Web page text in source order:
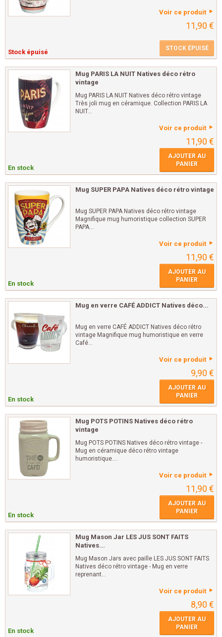
Voir ce produit
11,90 €
Stock épuisé STOCK ÉPUISÉ
Mug PARIS LA NUIT Natives déco rétro
vintage
Mug PARIS LA NUIT Natives déco rétro vintage
Très joli mug en céramique. Collection PARIS LA
NUIT...
Voir ce produit
11,90 €
En stock
AJOUTER AU
PANIER
Mug SUPER PAPA Natives déco rétro vintage
Mug SUPER PAPA Natives déco rétro vintage
Magnifique mug humoristique collection SUPER
PAPA...
Voir ce produit
11,90 €
En stock
AJOUTER AU
PANIER
Mug en verre CAFÉ ADDICT Natives déco...
Mug en verre CAFÉ ADDICT Natives déco rétro
vintage Magnifique mug humoristique en verre
Café...
Voir ce produit
9,90 €
En stock
AJOUTER AU
PANIER
Mug POTS POTINS Natives déco rétro
vintage
Mug POTS POTINS Natives déco rétro vintage -
Mug en céramique déco rétro vintage
humoristique....
Voir ce produit
11,90 €
En stock
AJOUTER AU
PANIER
Mug Mason Jar LES JUS SONT FAITS
Natives...
Mug Mason Jars avec paille LES JUS SONT FAITS
Natives déco rétro vintage - Mug en verre
reprenant...
Voir ce produit
8,90 €
En stock
AJOUTER AU
PANIER